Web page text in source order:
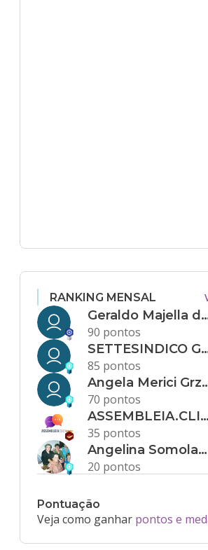
RANKING MENSAL
Geraldo
90 pontos
SETTESINDICO
85 pontos
Angela
70 pontos
ASSEMBLEIA.CLICK
35 pontos
Angelina Somolanji R. Oliveira
20 pontos
Pontuação
Veja como ganhar pontos e